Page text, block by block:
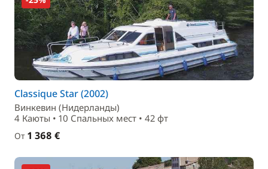
Classique Star (2002)
Винкевин (Нидерланды)
4 Каюты • 10 Спальныx мест • 42 фт
От 1 368 €